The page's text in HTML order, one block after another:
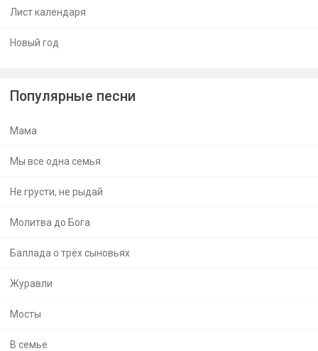
Лист календаря
Новый год
Популярные песни
Мама
Мы все одна семья
Не грусти, не рыдай
Молитва до Бога
Баллада о трёх сыновьях
Журавли
Мосты
В семье